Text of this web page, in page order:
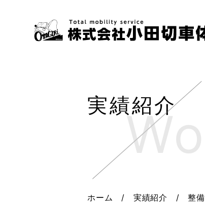
実績紹介
ホーム / 実績紹介 /整備